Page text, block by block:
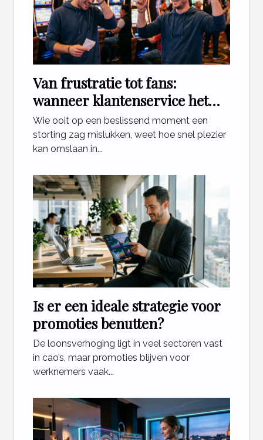
Van frustratie tot fans:
wanneer klantenservice het
verschil maakt voor gokkers
Wie ooit op een beslissend moment een
storting zag mislukken, weet hoe snel plezier
kan omslaan in...
Is er een ideale strategie voor
promoties benutten?
De loonsverhoging ligt in veel sectoren vast
in cao’s, maar promoties blijven voor
werknemers vaak...